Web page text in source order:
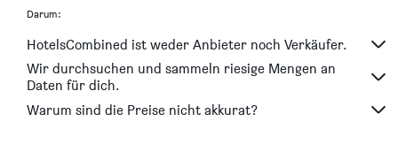
Darum:
HotelsCombined ist weder Anbieter noch Verkäufer.
Wir durchsuchen und sammeln riesige Mengen an
Daten für dich.
Warum sind die Preise nicht akkurat?